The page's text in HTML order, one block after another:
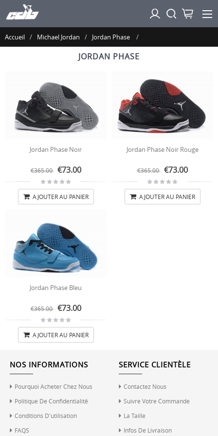
Accueil Michael Jordan Jordan Phase
JORDAN PHASE
Jordan Phase Noir
€365.00 €73.00
AJOUTER AU PANIER
Jordan Phase Noir Rouge
€365.00 €73.00
AJOUTER AU PANIER
Jordan Phase Bleu
€365.00 €73.00
AJOUTER AU PANIER
NOS INFORMATIONS
Pourquoi Acheter Chez Nous
Politique De Confidentialité
Conditions D'utilisation
FAQS
SERVICE CLIENTÈLE
Contactez Nous
Suivre Votre Commande
La Taille
Infos De Livraison